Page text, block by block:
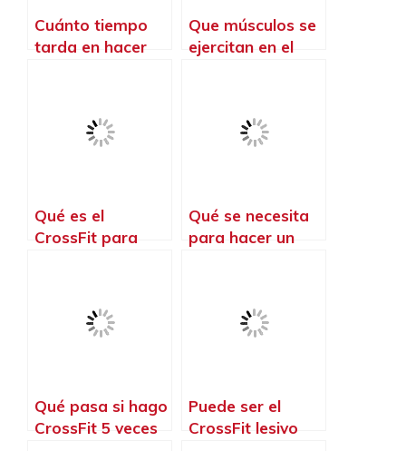
Cuánto tiempo
tarda en hacer
Que músculos se
ejercitan en el
Qué es el
CrossFit para
Qué se necesita
para hacer un
Qué pasa si hago
CrossFit 5 veces
Puede ser el
CrossFit lesivo